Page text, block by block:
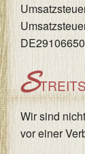
S
Wir sind
vor einer